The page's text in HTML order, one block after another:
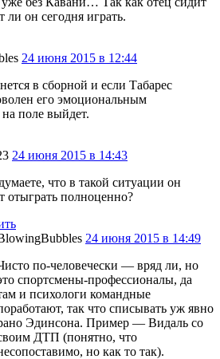
ли он сегодня играть.
24 июня 2015 в 12:44
в сборной и если Табарес
его эмоциональным
поле выйдет.
24 июня 2015 в 14:43
что в такой ситуации он
отыграть полноценно?
24 июня 2015 в 14:49
по-человечески — вряд ли, но
спортсмены-профессионалы, да
и психологи командные
так что списывать уж явно
Эдинсона. Пример — Видаль со
ДТП (понятно, что
но как то так).